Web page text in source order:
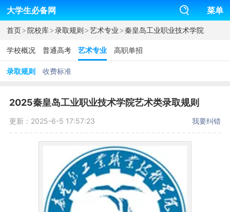
大学生必备网 菜单
首页>院校库>录取规则>艺术专业>秦皇岛工业职业技术学院
学校概况 普通高考 艺术专业 高职单招
录取规则 收费标准
2025秦皇岛工业职业技术学院艺术类录取规则
更新：2025-6-5 17:57:23 我要纠错